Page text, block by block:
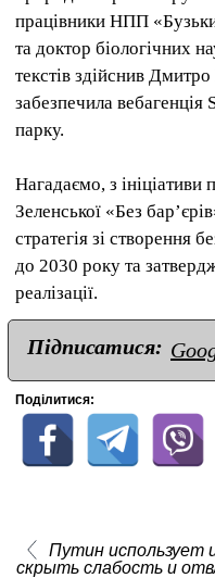
працівники НПП
та доктор біологічних
текстів здійснив
забезпечила
парку.
Нагадаємо, з
Зеленської «Без
стратегія зі створення
до 2030 року та
реалізації.
Підписатися:
Поділитися:
Путин
скрыть слабость и